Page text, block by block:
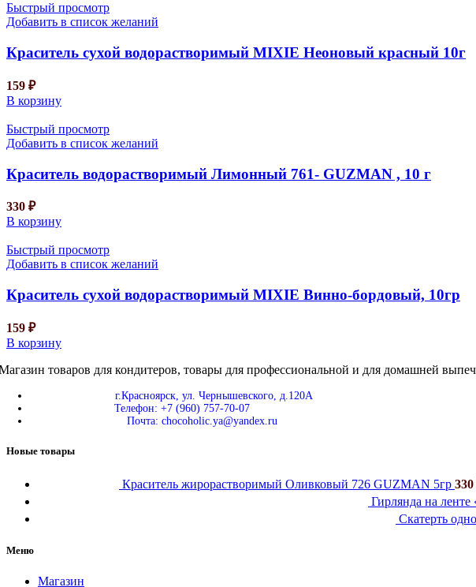
Быстрый просмотр
Добавить в список желаний
Краситель сухой водорастворимый MIXIE Неоновый красный 10г
159 ₽
В корзину
Быстрый просмотр
Добавить в список желаний
Краситель водорастворимый Лимонный 761- GUZMAN , 10 г
330 ₽
В корзину
Быстрый просмотр
Добавить в список желаний
Краситель сухой водорастворимый MIXIE Винно-бордовый, 10гр
159 ₽
В корзину
товаров для кондитеров, товары для профессиональной и для домашней
г.Красноярск, ул. Чернышевского, д.120А
Телефон: +7 (960) 757-70-07
Почта: chocoholic.ya@yandex.ru
Новые товары
Краситель жирорастворимый Оливковый 726 GUZMAN 5гр 330
Гирлянда на
Скатерть
Меню
Магазин